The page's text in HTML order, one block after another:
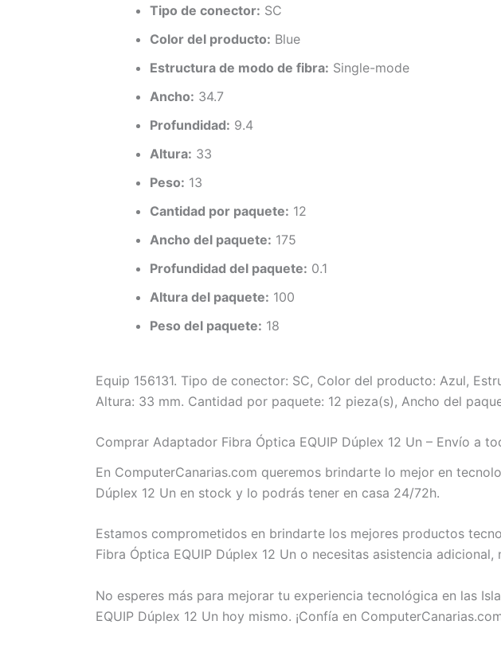
Tipo de conector: SC
Color del producto: Blue
Estructura de modo de fibra: Single-mode
Ancho: 34.7
Profundidad: 9.4
Altura: 33
Peso: 13
Cantidad por paquete: 12
Ancho del paquete: 175
Profundidad del paquete: 0.1
Altura del paquete: 100
Peso del paquete: 18
Equip 156131. Tipo de conector: SC, Color del producto: Azul,
Altura: 33 mm. Cantidad por paquete: 12 pieza(s), Ancho del
Comprar Adaptador Fibra Óptica EQUIP Dúplex 12 Un – Envío a
En ComputerCanarias.com queremos brindarte lo mejor en
Dúplex 12 Un en stock y lo podrás tener en casa 24/72h.
Estamos comprometidos en brindarte los mejores productos
Fibra Óptica EQUIP Dúplex 12 Un o necesitas asistencia
No esperes más para mejorar tu experiencia tecnológica en las
EQUIP Dúplex 12 Un hoy mismo. ¡Confía en